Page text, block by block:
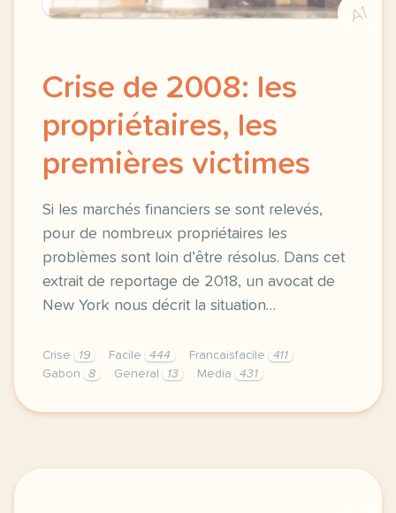
A1
Crise de 2008: les
propriétaires, les
premières victimes
Si les marchés financiers se sont relevés,
pour de nombreux propriétaires les
problèmes sont loin d’être résolus. Dans cet
extrait de reportage de 2018, un avocat de
New York nous décrit la situation…
Crise 19 Facile 444 Francaisfacile
411
Gabon
8 General 13 Media 431
exercice b2 crise de 2008 les proprietaires les